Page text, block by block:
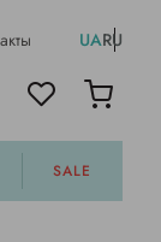
UARU
SALE